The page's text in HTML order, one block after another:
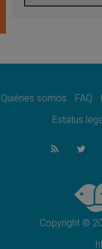
León
La
La
Quiénes somos FAQ
Estatus
Copyright ©